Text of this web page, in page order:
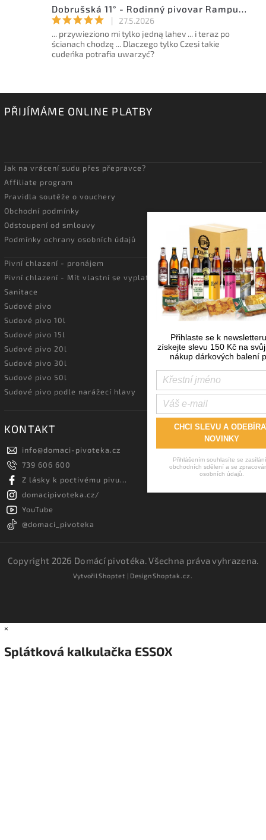
Dobrušská 11° - Rodinný pivovar Rampušák - 15l sud
|
27.5.2026
... przywieziono mi tylko jedną lahev ... i teraz po
ścianach chodzę ... Dlaczego tylko Czesi takie
cudeńka potrafia uwarzyć?
PŘIJÍMÁME ONLINE PLATBY
Jak na vrácení sudu přes přepravce?
Affiliate program
Pravidla soutěže o vouchery
Obchodní podmínky
Odstoupení od smlouvy
Podmínky ochrany osobních údajů
Pivní chlazení - pronájem
Pivní chlazení - Mít vlastní se vyplatí!
Sanitace
Sudové pivo
Sudové pivo 10l
Sudové pivo 15l
Sudové pivo 20l
Sudové pivo 30l
Sudové pivo 50l
Sudové pivo podle narážecí hlavy
KONTAKT
info@domaci-pivoteka.cz
739 606 600
Z lásky k poctivému pivu...
domacipivoteka.cz/
YouTube
@domaci_pivoteka
Copyright 2026 Domácí pivotéka. Všechna práva vyhrazena.
VytvořilShoptet | DesignShoptak.cz.
×
Splátková kalkulačka ESSOX
Přihlaste se k
získejte slevu 150 Kč na
nákup dárkových balení
CHCI SLEVU A
NOVINKY
Přihlášením souhlasíte se
obchodních sdělení a se
osobních údajů.